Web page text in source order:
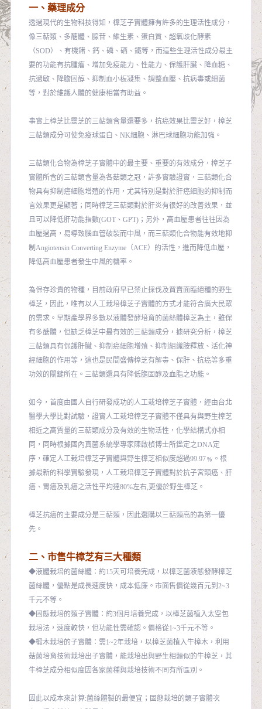
一、藥理成分
透過現代的生物科技得知，樟芝子實體擁有許多的生理活性成分，
像三萜類、多醣體、腺苷、維生素、蛋白質、超氧歧化酵素
（SOD）、有機鍺、鈣、磷、硒、鐵等，而這些生理活性成分最主
要的功能有抗腫瘤、增加免疫能力、性能力、保護肝臟、降血糖、
抗過敏、降膽固醇、抑制血小板凝集、調整血壓、抗病毒或細菌
等，對於維護人體的健康相當有助益。
事實上樟芝比靈芝的三萜類含量還要多，抗癌效果比靈芝好，樟芝
三萜類成分可使免疫球蛋白、NK細胞、淋巴球細胞功能加強。
三萜類化合物為樟芝子實體中的最主要、重要的有效成分，樟芝子
實體所含的三萜類含量為各菇類之冠，許多實驗證實，三萜類化合
物具有抑制癌細胞增殖的作用，尤其特別是對於肝癌細胞的抑制而
言效果更是顯著；同時樟芝三萜類對於肝炎有很好的改善效果，並
且可以降低肝功能指數(GOT、GPT)；另外，高血壓患者往往因為
血壓過高，易導致腦血管破裂而中風，而三萜類化合物能有效地抑
制Angiotensin Converting Enzyme（ACE）的活性，進而降低血壓，
降低高血壓患者發生中風的機率。
為保存珍貴的物種，目前政府早已禁止採伐及買賣面臨絕種的野生
樟芝，因此，唯有以人工栽培樟芝子實體的方式才能符合廣大民眾
的需求。早期產學界多數以液體發酵培育的菌絲體樟芝為主，雖保
有多醣體，但缺乏樟芝中最有效的三萜類成分，據研究分析，樟芝
三萜類具有保護肝臟、抑制癌細胞增殖、抑制組織胺釋放、活化神
經細胞的作用等，這也是民間盛傳樟芝有解毒、保肝、抗癌等多重
功效的關鍵所在。三萜類還具有降低膽固醇及血脂之功能。
如今，首度由國人自行研發成功的人工栽培樟芝子實體，經由台北
醫學大學比對試驗，證實人工栽培樟芝子實體不僅具有與野生樟芝
相近之高質量的三萜類成分及有效的生物活性，化學結構式亦相
同，同時根據國內真菌系統學專家陳啟楨博士所鑑定之DNA定
序，確定人工栽培樟芝子實體與野生樟芝相似度超過99.97﹪。根
據最新的科學實驗發現，人工栽培樟芝子實體對於抗子宮頸癌、肝
癌、胃癌及乳癌之活性平均達80%左右,更優於野生樟芝。
樟芝抗癌的主要成分是三萜類，因此選購以三萜類高的為第一優
先。
二、市售牛樟芝有三大種類
◆液體栽培的菌絲體：約15天可培養完成，以樟芝菌液態發酵樟芝
菌絲體，優點是成長速度快，成本低廉。市面售價從幾百元到2~3
千元不等。
◆固態栽培的類子實體：約3個月培養完成，以樟芝菌植入太空包
栽培法，速度較快，但功能性需確認。價格從1~3千元不等。
◆椴木栽培的子實體：需1~2年栽培，以樟芝菌植入牛樟木，利用
菇菌培育技術栽培出子實體，能栽培出與野生相類似的牛樟芝，其
牛樟芝成分相似度因各家菌種與栽培技術不同有所區別。
因此以成本來計算:菌絲體製的最便宜；固態栽培的類子實體次